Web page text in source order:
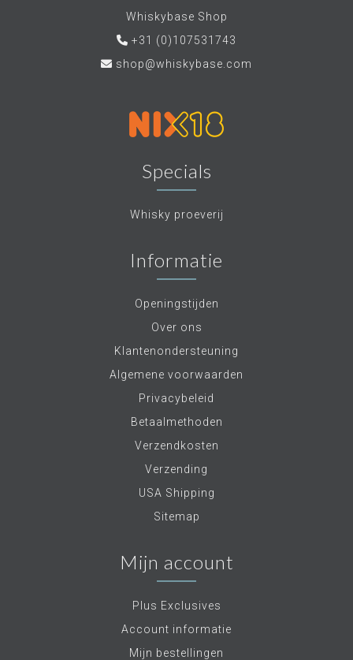
Whiskybase Shop
+31 (0)107531743
shop@whiskybase.com
Specials
Whisky proeverij
Informatie
Openingstijden
Over ons
Klantenondersteuning
Algemene voorwaarden
Privacybeleid
Betaalmethoden
Verzendkosten
Verzending
USA Shipping
Sitemap
Mijn account
Plus Exclusives
Account informatie
Mijn bestellingen